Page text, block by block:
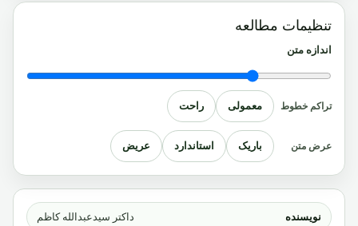
نویسنده داکتر سیدعبدالله کاظم
تنظیمات مطالعه
اندازه متن
تراکم خطوط معمولی راحت
عرض متن باریک استاندارد عریض